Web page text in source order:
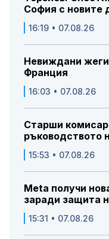
София с новите
16:19 • 07.08.26
Невиждани
Франция
16:03 • 07.08.26
Старши
ръководството
15:53 • 07.08.26
Meta получи
заради защита
15:31 • 07.08.26